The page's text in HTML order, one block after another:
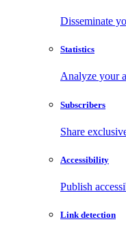
Disseminate
Statistics
Analyze your
Subscribers
Share
Accessibility
Publish
Link detection